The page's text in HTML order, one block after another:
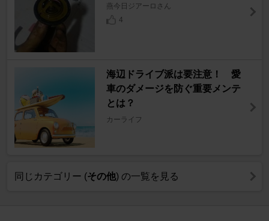
燕今日ジアーロさん
4
海辺ドライブ派は要注意！ 愛
車のダメージを防ぐ重要メンテ
とは？
カーライフ
同じカテゴリー (その他) の一覧を見る